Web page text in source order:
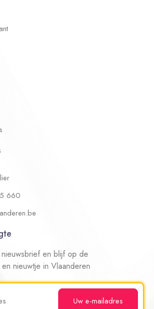
660
en blijf op de
nieuwtje in Vlaanderen